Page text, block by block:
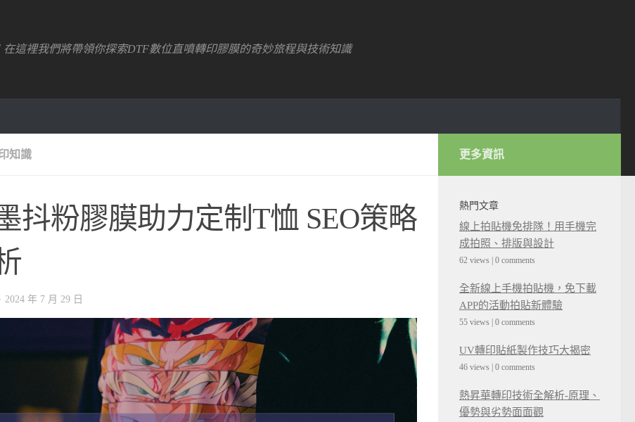
這裡我們將帶領你探索DTF數位直噴轉印膠膜的奇妙旅程與技術知識
知識
抖粉膠膜助力定制T恤 SEO策略
· 2024 年 7 月 29 日
更多資訊
熱門文章
線上拍貼機免排隊！用手機完
成拍照、排版與設計
62 views 0 comments
全新線上手機拍貼機，免下載
APP的活動拍貼新體驗
55 views 0 comments
UV轉印貼紙製作技巧大揭密
46 views 0 comments
熱昇華轉印技術全解析-原理、
優勢與劣勢面面觀